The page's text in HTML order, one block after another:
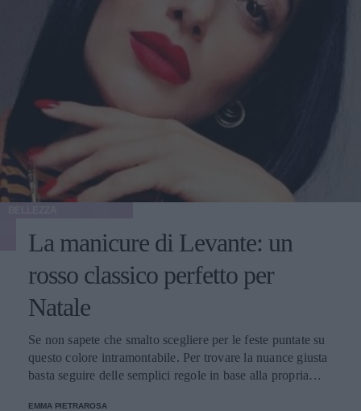
La manicure di Levante: un
rosso classico perfetto per
Natale
Se non sapete che smalto scegliere per le feste puntate su
questo colore intramontabile. Per trovare la nuance giusta
basta seguire delle semplici regole in base alla propria
EMMA PIETRAROSA